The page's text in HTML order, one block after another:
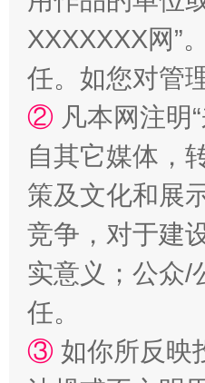
漫山遍野的桃花与雪山、麦
XXXXXXX网”
任。如您对管
② 凡本网注明
自其它媒体，
策及文化和展
竞争，对于建
实意义；公众/
任。
③ 如你所反映